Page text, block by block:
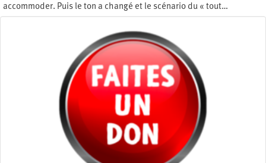
accommoder. Puis le ton a changé et le scénario du « tout…